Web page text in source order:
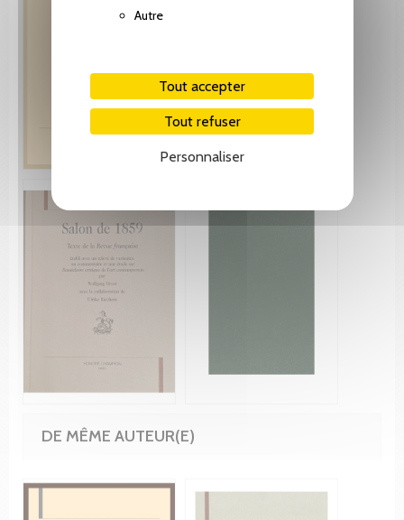
Autre
Tout accepter
Tout refuser
Personnaliser
DE MÊME AUTEUR(E)